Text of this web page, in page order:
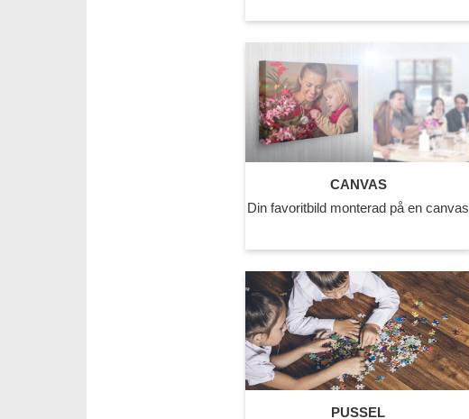
CANVAS
Din favoritbild monterad på en canvas
PUSSEL